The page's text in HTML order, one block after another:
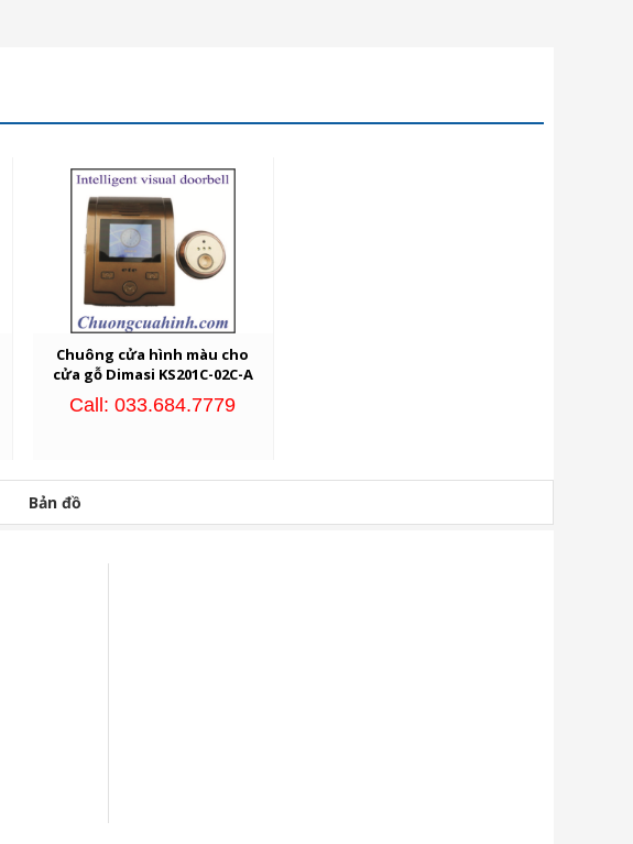
Chuông cửa hình màu cho
cửa gỗ Dimasi KS201C-02C-A
Call: 033.684.7779
Bản đồ